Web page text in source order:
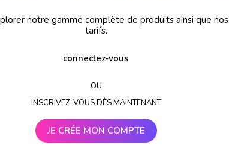
notre gamme complète de produits ainsi que nos
tarifs.
connectez-vous
OU
INSCRIVEZ-VOUS DÈS MAINTENANT
JE CRÉE MON COMPTE